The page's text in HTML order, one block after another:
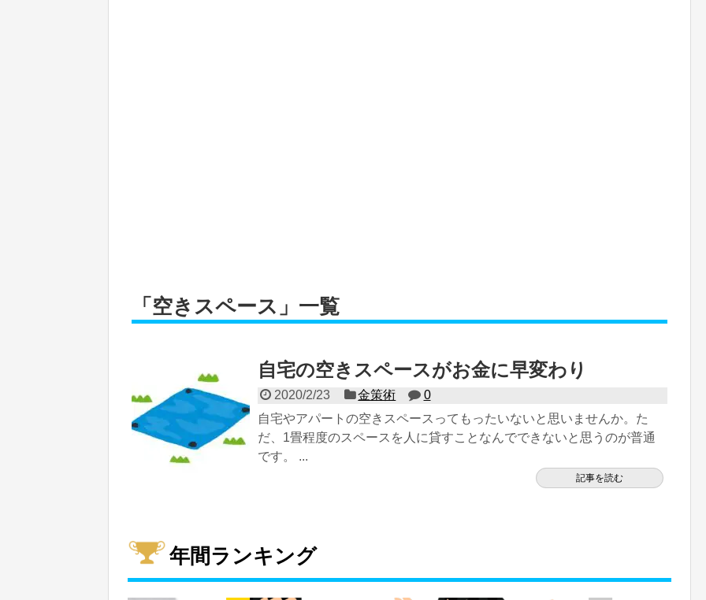
「 空きスペース 」 一覧
自宅の空きスペースがお金に早変わり
2020/2/23 金策術
0
自宅やアパートの空きスペースってもったいないと思いませんか。た
だ、1畳程度のスペースを人に貸すことなんでできないと思うのが普通
です。 ...
記事を読む
年間ランキング